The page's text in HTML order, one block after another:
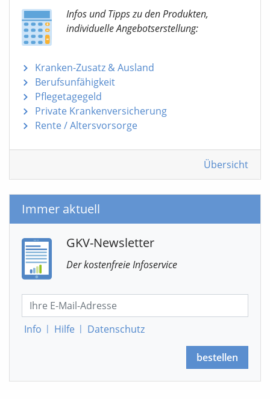
Infos und Tipps zu den Produkten,
individuelle Angebotserstellung:
Kranken-Zusatz & Ausland
Berufsunfähigkeit
Pflegetagegeld
Private Krankenversicherung
Rente / Altersvorsorge
Übersicht
Immer aktuell
GKV-Newsletter
Der kostenfreie Infoservice
Info | Hilfe | Datenschutz
bestellen